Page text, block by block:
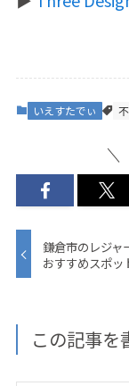
いえすたでぃ
鎌倉市のレジャ
おすすめスポッ
この記事を